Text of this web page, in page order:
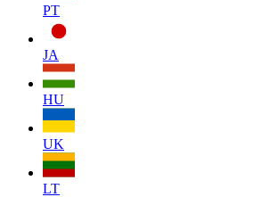
PT
JA
HU
UK
LT